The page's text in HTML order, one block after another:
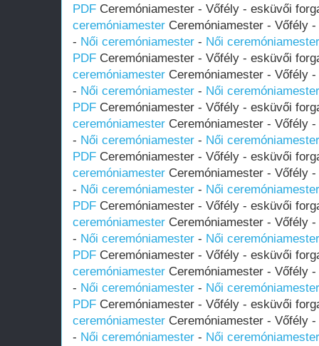
PDF Ceremóniamester - Vőfély - esküvői
ceremóniamester Ceremóniamester - Vőfély
- Női ceremóniamester - Női
PDF Ceremóniamester - Vőfély - esküvői
ceremóniamester Ceremóniamester - Vőfély
- Női ceremóniamester - Női
PDF Ceremóniamester - Vőfély - esküvői
ceremóniamester Ceremóniamester - Vőfély
- Női ceremóniamester - Női
PDF Ceremóniamester - Vőfély - esküvői
ceremóniamester Ceremóniamester - Vőfély
- Női ceremóniamester - Női
PDF Ceremóniamester - Vőfély - esküvői
ceremóniamester Ceremóniamester - Vőfély
- Női ceremóniamester - Női
PDF Ceremóniamester - Vőfély - esküvői
ceremóniamester Ceremóniamester - Vőfély
- Női ceremóniamester - Női
PDF Ceremóniamester - Vőfély - esküvői
ceremóniamester Ceremóniamester - Vőfély
- Női ceremóniamester - Női